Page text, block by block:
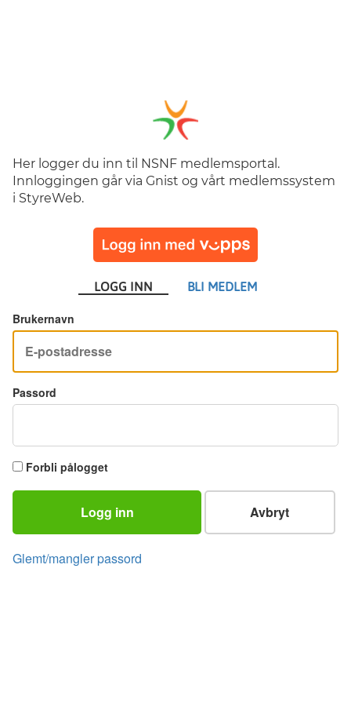
Her logger du inn til NSNF medlemsportal.
Innloggingen går via Gnist og vårt medlemssystem
i StyreWeb.
LOGG INN BLI MEDLEM
Brukernavn
Passord
Forbli pålogget
Logg inn Avbryt
Glemt/mangler passord